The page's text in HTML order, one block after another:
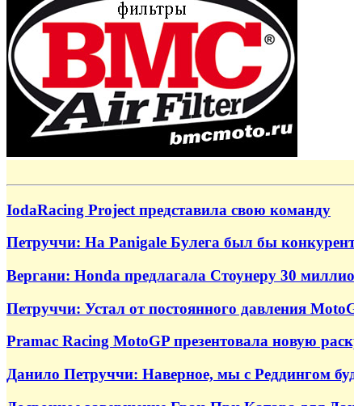
IodaRacing Project представила свою команду
Петруччи: На Panigale Булега был бы
Вергани: Honda предлагала Стоунеру 30
Петруччи: Устал от постоянного давления
Pramac Racing MotoGP презентовала новую
Данило Петруччи: Наверное, мы с Реддингом